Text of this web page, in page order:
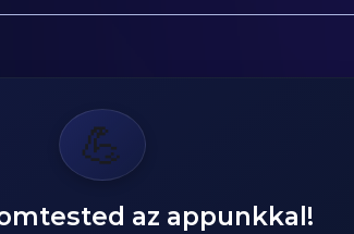
💪
az appunkkal!